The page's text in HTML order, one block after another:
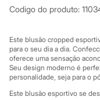
Sawary
Yessica
Acessórios
Blusas
Calçados
Leggings
Shorts e Bermudas
Tops
Codigo do produto:
Este blusão cropped
para o seu dia a dia.
oferece uma sensação
Seu design moderno é
personalidade, seja para o
Este blusão esportivo se